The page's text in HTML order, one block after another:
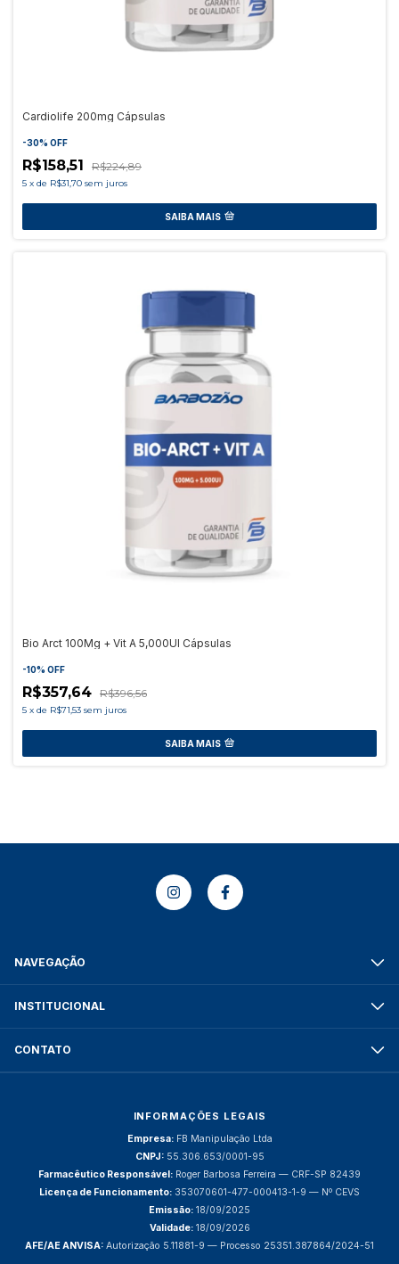
Cardiolife 200mg Cápsulas
-30% OFF
R$158,51 R$224,89
5 x de R$31,70 sem juros
SAIBA MAIS
Bio Arct 100Mg + Vit A 5,000UI Cápsulas
-10% OFF
R$357,64 R$396,56
5 x de R$71,53 sem juros
SAIBA MAIS
NAVEGAÇÃO
INSTITUCIONAL
CONTATO
INFORMAÇÕES LEGAIS
Empresa:FB Manipulação Ltda
CNPJ:55.306.653/0001-95
Farmacêutico Responsável: Roger Barbosa Ferreira — CRF-SP 82439
Licença de Funcionamento: 353070601-477-000413-1-9 — Nº CEVS
Emissão: 18/09/2025
Validade:18/09/2026
AFE/AE ANVISA: Autorização 5.11881-9 — Processo 25351.387864/2024-51